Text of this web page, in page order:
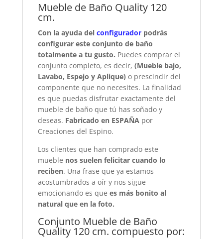
Mueble de Baño Quality 120
cm.
Con la ayuda del configuradorpodrás
configurar este conjunto de baño
totalmente a tu gusto. Puedes comprar el
conjunto completo, es decir, (Mueble bajo,
Lavabo, Espejo y Aplique) o prescindir del
componente que no necesites. La finalidad
es que puedas disfrutar exactamente del
mueble de baño que tú has soñado y
deseas. Fabricado en ESPAÑA por
Creaciones del Espino.
Los clientes que han comprado este
mueble nos suelen felicitar cuando lo
reciben. Una frase que ya estamos
acostumbrados a oír y nos sigue
emocionando es que es más bonito al
natural que en la foto.
Conjunto Mueble de Baño
Quality 120 cm. compuesto por: